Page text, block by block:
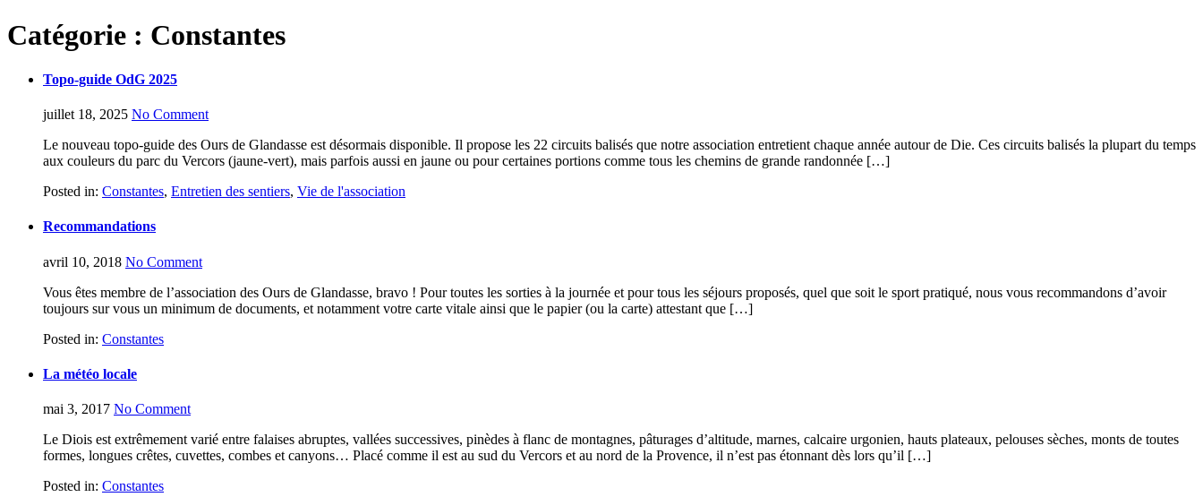
Catégorie : Constantes
Topo-guide OdG 2025
juillet 18, 2025 No Comment
Le nouveau topo-guide des Ours de Glandasse est désormais disponible. Il propose les 22 circuits balisés que notre association entretient chaque année autour de Die. Ces circuits balisés la plupart du temps
aux couleurs du parc du Vercors (jaune-vert), mais parfois aussi en jaune ou pour certaines portions comme tous les chemins de grande randonnée […]
Posted in: Constantes, Entretien des sentiers, Vie de l'association
Recommandations
avril 10, 2018 No Comment
Vous êtes membre de l’association des Ours de Glandasse, bravo ! Pour toutes les sorties à la journée et pour tous les séjours proposés, quel que soit le sport pratiqué, nous vous recommandons d’avoir
toujours sur vous un minimum de documents, et notamment votre carte vitale ainsi que le papier (ou la carte) attestant que […]
Posted in: Constantes
La météo locale
mai 3, 2017 No Comment
Le Diois est extrêmement varié entre falaises abruptes, vallées successives, pinèdes à flanc de montagnes, pâturages d’altitude, marnes, calcaire urgonien, hauts plateaux, pelouses sèches, monts de toutes
formes, longues crêtes, cuvettes, combes et canyons… Placé comme il est au sud du Vercors et au nord de la Provence, il n’est pas étonnant dès lors qu’il […]
Posted in: Constantes